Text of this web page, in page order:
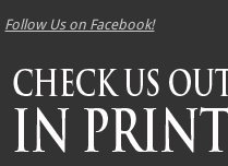
Follow Us on Facebook!